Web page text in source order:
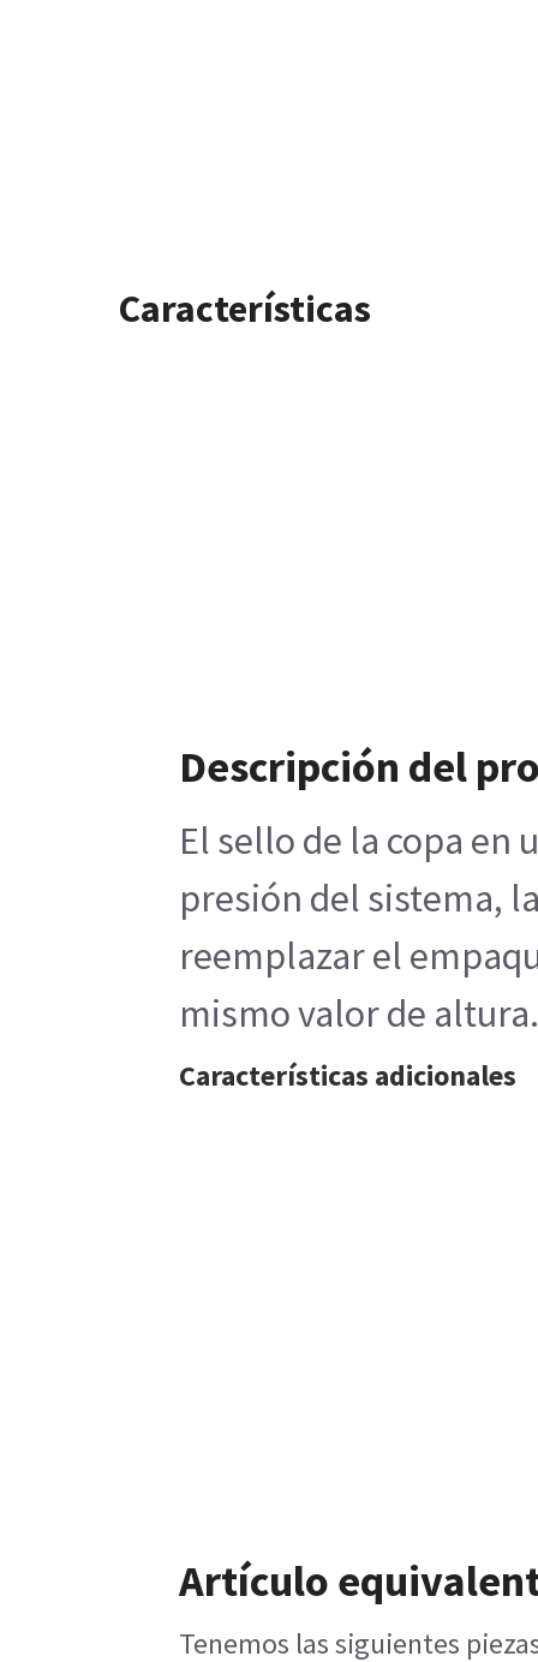
Características
Descripción del
El sello de la copa en
presión del sistema,
reemplazar el
mismo valor de
Características adicionales
Artículo
Tenemos las siguientes